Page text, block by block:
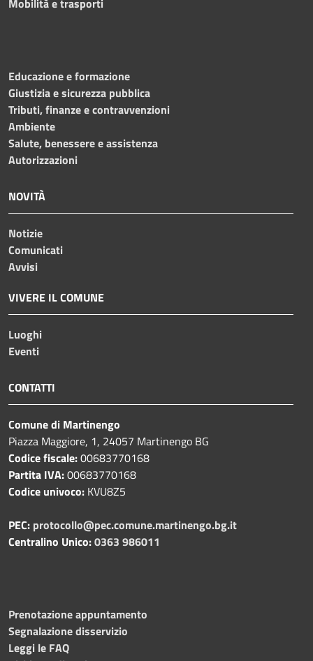
Mobilità e trasporti
Educazione e formazione
Giustizia e sicurezza pubblica
Tributi, finanze e contravvenzioni
Ambiente
Salute, benessere e assistenza
Autorizzazioni
NOVITÀ
Notizie
Comunicati
Avvisi
VIVERE IL COMUNE
Luoghi
Eventi
CONTATTI
Comune di Martinengo
Piazza Maggiore, 1, 24057 Martinengo BG
Codice fiscale:00683770168
Partita IVA:00683770168
Codice univoco: KVU8Z5
PEC: protocollo@pec.comune.martinengo.bg.it
Centralino Unico:0363 986011
Prenotazione appuntamento
Segnalazione disservizio
Leggi le FAQ